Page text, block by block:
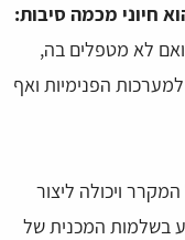
חיוני מכמה סיבות:
לא מטפלים בה,
הפנימיות ואף
ויכולה ליצור
בשלמות המכנית של